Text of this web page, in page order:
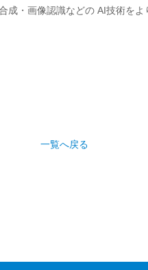
成・画像認識などの AI技術を
一覧へ戻る